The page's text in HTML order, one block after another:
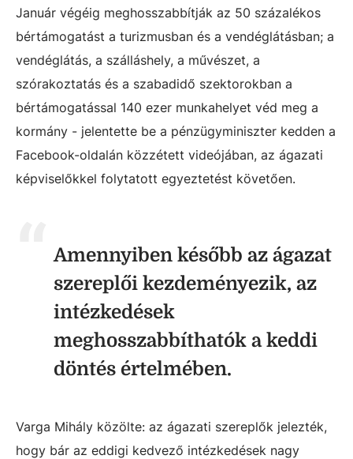
Január végéig meghosszabbítják az 50 százalékos
bértámogatást a turizmusban és a vendéglátásban; a
vendéglátás, a szálláshely, a művészet, a
szórakoztatás és a szabadidő szektorokban a
bértámogatással 140 ezer munkahelyet véd meg a
kormány - jelentette be a pénzügyminiszter kedden a
Facebook-oldalán közzétett videójában, az ágazati
képviselőkkel folytatott egyeztetést követően.
Amennyiben később az ágazat
szereplői kezdeményezik, az
intézkedések
meghosszabbíthatók a keddi
döntés értelmében.
Varga Mihály közölte: az ágazati szereplők jelezték,
hogy bár az eddigi kedvező intézkedések nagy